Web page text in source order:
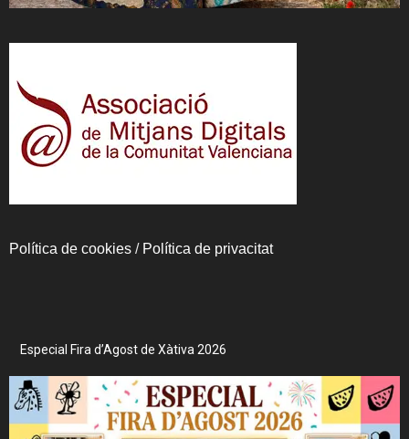
Política de cookies / Política de privacitat
Especial Fira d’Agost de Xàtiva 2026